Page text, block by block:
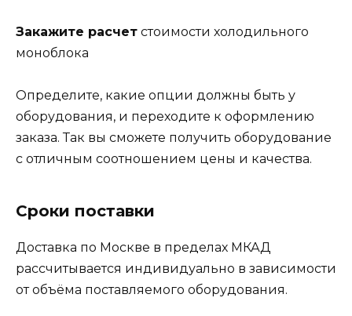
Закажите расчет стоимости холодильного
моноблока
Определите, какие опции должны быть у
оборудования, и переходите к оформлению
заказа. Так вы сможете получить оборудование
с отличным соотношением цены и качества.
Сроки поставки
Доставка по Москве в пределах МКАД
рассчитывается индивидуально в зависимости
от объёма поставляемого оборудования.